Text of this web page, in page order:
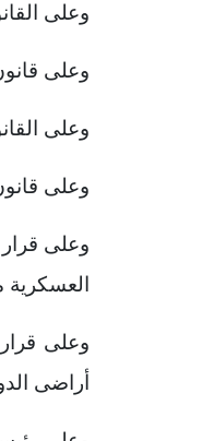
وعلى القانون رقم 143 لسنة 1981
وعلى قانون
وعلى القانون رقم 7 لسنة 1991 فى شأن بعض
وعلى قانون
العسكرية
أراضى